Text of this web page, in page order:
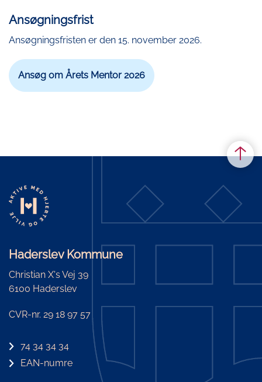
Ansøgningsfrist
Ansøgningsfristen er den 15. november 2026.
Ansøg om Årets Mentor 2026
Haderslev Kommune
Christian X's Vej 39
6100 Haderslev
CVR-nr. 29 18 97 57
74 34 34 34
EAN-numre